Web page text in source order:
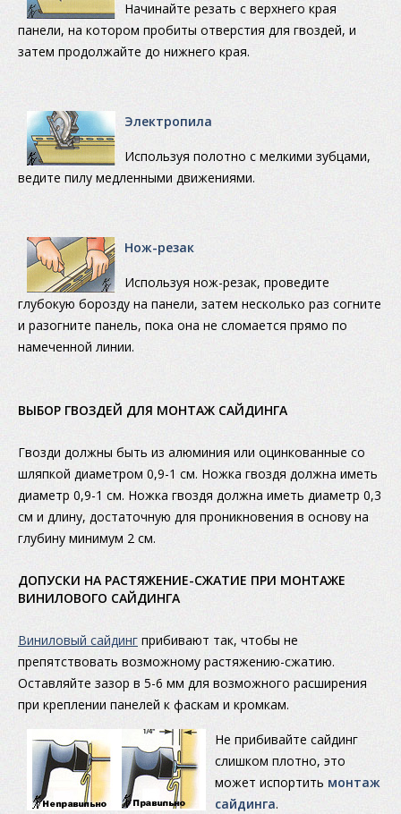
Начинайте резать с верхнего края
панели, на котором пробиты отверстия для гвоздей, и
затем продолжайте до нижнего края.
Электропила
Используя полотно с мелкими зубцами,
ведите пилу медленными движениями.
Нож-резак
Используя нож-резак, проведите
глубокую борозду на панели, затем несколько раз согните
и разогните панель, пока она не сломается прямо по
намеченной линии.
ВЫБОР ГВОЗДЕЙ ДЛЯ МОНТАЖ САЙДИНГА
Гвозди должны быть из алюминия или оцинкованные со
шляпкой диаметром 0,9-1 см. Ножка гвоздя должна иметь
диаметр 0,9-1 см. Ножка гвоздя должна иметь диаметр 0,3
см и длину, достаточную для проникновения в основу на
глубину минимум 2 см.
ДОПУСКИ НА РАСТЯЖЕНИЕ-СЖАТИЕ ПРИ МОНТАЖЕ
ВИНИЛОВОГО САЙДИНГА
Виниловый сайдинг прибивают так, чтобы не
препятствовать возможному растяжению-сжатию.
Оставляйте зазор в 5-6 мм для возможного расширения
при креплении панелей к фаскам и кромкам.
Не прибивайте сайдинг
слишком плотно, это
может испортить монтаж
сайдинга.